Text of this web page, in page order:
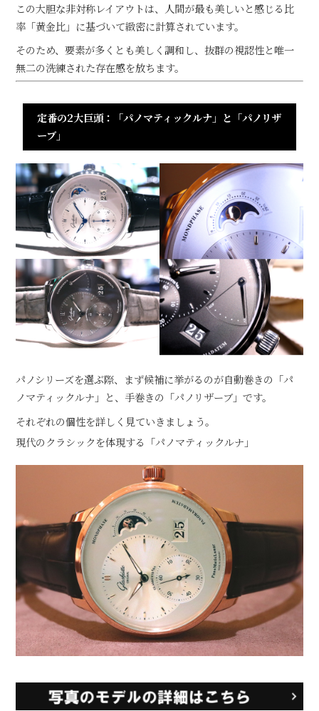
この大胆な非対称レイアウトは、人間が最も美しいと感じる比
率「黄金比」に基づいて緻密に計算されています。
そのため、要素が多くとも美しく調和し、抜群の視認性と唯一
無二の洗練された存在感を放ちます。
定番の2大巨頭：「パノマティックルナ」と「パノリザ
ーブ」
パノシリーズを選ぶ際、まず候補に挙がるのが自動巻きの「パ
ノマティックルナ」と、手巻きの「パノリザーブ」です。
それぞれの個性を詳しく見ていきましょう。
現代のクラシックを体現する「パノマティックルナ」